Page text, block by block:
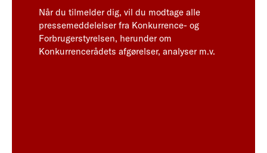
Når du tilmelder dig, vil du modtage alle
pressemeddelelser fra Konkurrence- og
Forbrugerstyrelsen, herunder om
Konkurrencerådets afgørelser, analyser m.v.